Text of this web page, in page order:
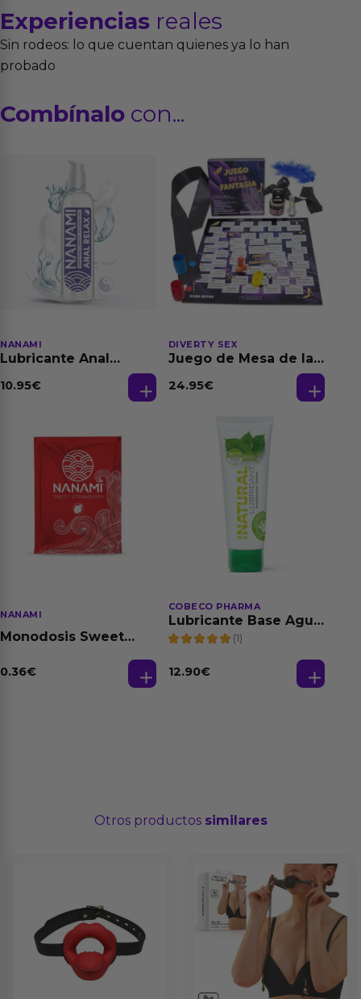
Experiencias reales
Sin rodeos: lo que cuentan quienes ya lo han
probado
Combínalo con...
NANAMI
Lubricante Anal
Dilatación Base Agua
10.95€
DIVERTY SEX
Juego de Mesa de las
24.95€
NANAMI
Monodosis Sweet
0.36€
COBECO PHARMA
Lubricante Base Agua
100% Natural 125 ml
(1)
12.90€
Otros productos similares